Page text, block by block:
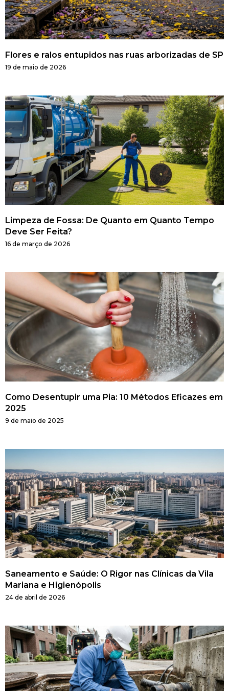
Flores e ralos entupidos nas ruas arborizadas de SP
19 de maio de 2026
Limpeza de Fossa: De Quanto em Quanto Tempo
Deve Ser Feita?
16 de março de 2026
Como Desentupir uma Pia: 10 Métodos Eficazes em
2025
9 de maio de 2025
Saneamento e Saúde: O Rigor nas Clínicas da Vila
Mariana e Higienópolis
24 de abril de 2026